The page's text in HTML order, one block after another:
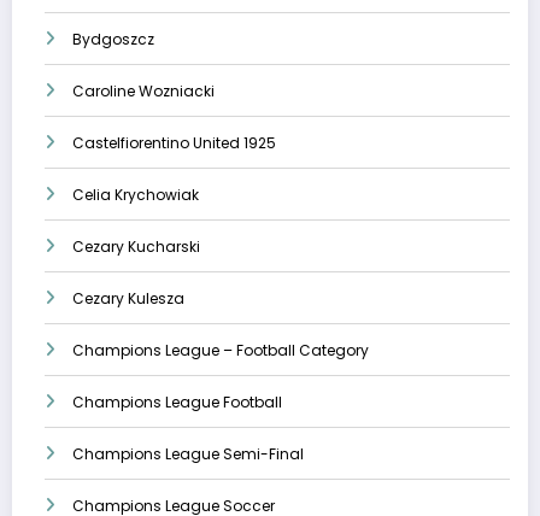
Bydgoszcz
Caroline Wozniacki
Castelfiorentino United 1925
Celia Krychowiak
Cezary Kucharski
Cezary Kulesza
Champions League – Football Category
Champions League Football
Champions League Semi-Final
Champions League Soccer